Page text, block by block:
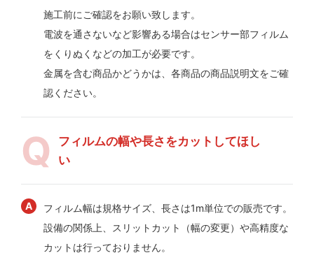
施工前にご確認をお願い致します。
電波を通さないなど影響ある場合はセンサー部フィルム
をくりぬくなどの加工が必要です。
金属を含む商品かどうかは、各商品の商品説明文をご確
認ください。
フィルムの幅や長さをカットしてほし
い
フィルム幅は規格サイズ、長さは1m単位での販売です。
設備の関係上、スリットカット（幅の変更）や高精度な
カットは行っておりません。